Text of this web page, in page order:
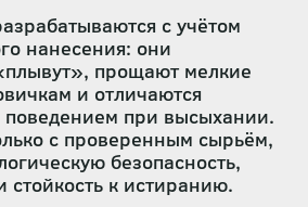
с учётом
нанесения: они
прощают мелкие
и отличаются
при высыхании.
с проверенным сырьём,
безопасность,
стойкость к истиранию.